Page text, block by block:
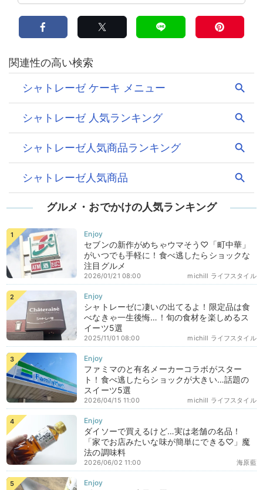
グルメ・おでかけの人気ランキング
セブンの新作がめちゃウマそう♡「町中華」
がいつでも手軽に！食べ逃したらショックな
注目グルメ
michill ライフスタイル
2026/01/21 08:00
シャトレーゼに凄いの出てるよ！限定品は食
べなきゃ一生後悔…！旬の食材を楽しめるス
イーツ5選
michill ライフスタイル
2025/11/01 08:00
ファミマのと有名メーカーコラボがスター
ト！食べ逃したらショックが大きい…話題の
スイーツ5選
michill ライフスタイル
2026/04/15 11:00
ダイソーで買えるけど…実は老舗の名品！
「家でお店みたいな味が簡単にできる♡」魔
法の調味料
海原藍
2026/06/02 11:00